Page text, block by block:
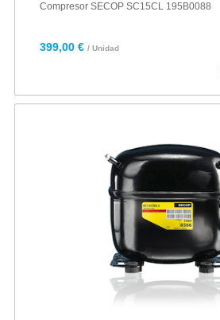
Compresor SECOP SC15CL 195B0088
399,00 € / Unidad